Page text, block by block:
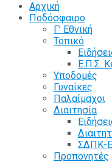
Αρχική
Ποδόσφαιρο
Γ’ Εθνική
Τοπικό
Ε.Π.Σ.
Υποδομές
Γυναίκες
Παλαίμαχοι
Διαιτησία
ΣΔΠΚ-
Προπονητές